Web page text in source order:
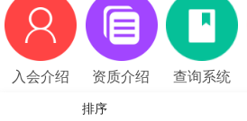
入会介绍 资质介绍 查询系统
排序